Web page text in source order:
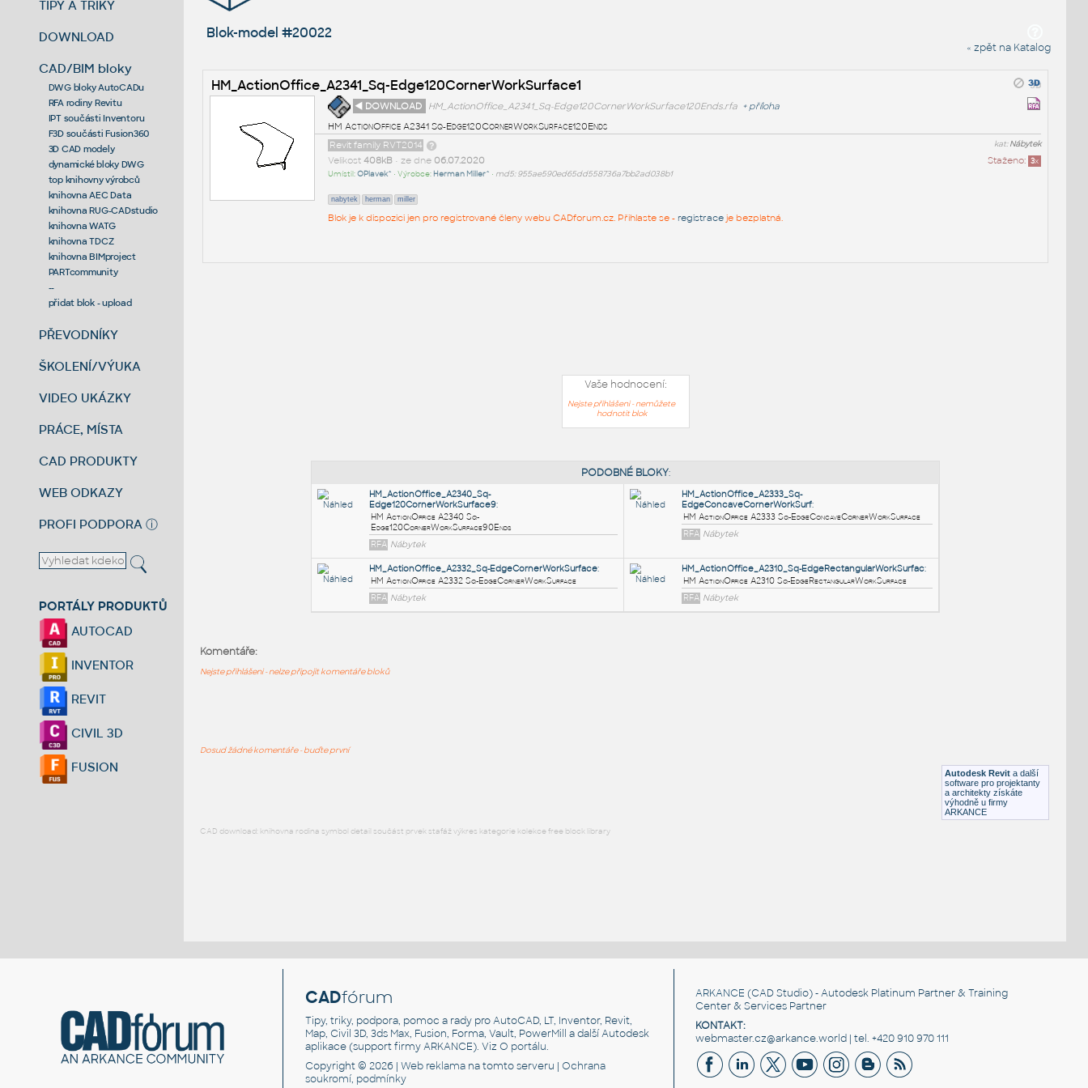
TIPY A TRIKY
DOWNLOAD
CAD/BIM bloky
DWG bloky AutoCADu
RFA rodiny Revitu
IPT součásti Inventoru
F3D součásti Fusion360
3D CAD modely
dynamické bloky DWG
top knihovny výrobců
knihovna AEC Data
knihovna RUG-CADstudio
knihovna WATG
knihovna TDCZ
knihovna BIMproject
PARTcommunity
--
přidat blok - upload
PŘEVODNÍKY
ŠKOLENÍ/VÝUKA
VIDEO UKÁZKY
PRÁCE, MÍSTA
CAD PRODUKTY
WEB ODKAZY
PROFI PODPORA ⓘ
PORTÁLY PRODUKTŮ
AUTOCAD
INVENTOR
REVIT
CIVIL 3D
FUSION
Blok-model #20022
« zpět na Katalog
HM_ActionOffice_A2341_Sq-Edge120CornerWorkSurface1
◄ DOWNLOAD HM_ActionOffice_A2341_Sq-Edge120CornerWorkSurface120Ends.rfa + příloha
HM ActionOffice A2341 Sq-Edge120CornerWorkSurface120Ends
kat:Nábytek
Revit family RVT2014
Staženo: 3x
Velikost 408kB• ze dne 06.07.2020
Umístil:OPlavek^ • Výrobce: Herman Miller^ • md5: 955ae590ed65dd558736a7bb2ad038b1
nabytek herman miller
Blok je k dispozici jen pro registrované členy webu CADforum.cz. Přihlaste se - registraceje bezplatná.
Vaše hodnocení:
Nejste přihlášeni - nemůžete
hodnotit blok
Autodesk Revit a další
software pro projektanty
a architekty získáte
výhodně u firmy
ARKANCE
Komentáře:
Nejste přihlášeni - nelze připojit komentáře bloků
Dosud žádné komentáře - buďte první
CAD download: knihovna rodina symbol detail součást prvek stafáž výkres kategorie kolekce free block library
CADfórum
Tipy, triky, podpora, pomoc a rady pro AutoCAD, LT, Inventor, Revit,
Map, Civil 3D, 3ds Max, Fusion, Forma, Vault, PowerMill a další Autodesk
aplikace (support firmy ARKANCE). VizO portálu.
Copyright © 2026 |Web reklama na tomto serveru |Ochrana
soukromí, podmínky
ARKANCE (CAD Studio) - Autodesk Platinum Partner & Training
Center & Services Partner
KONTAKT:
webmaster.cz@arkance.world | tel. +420 910 970 111